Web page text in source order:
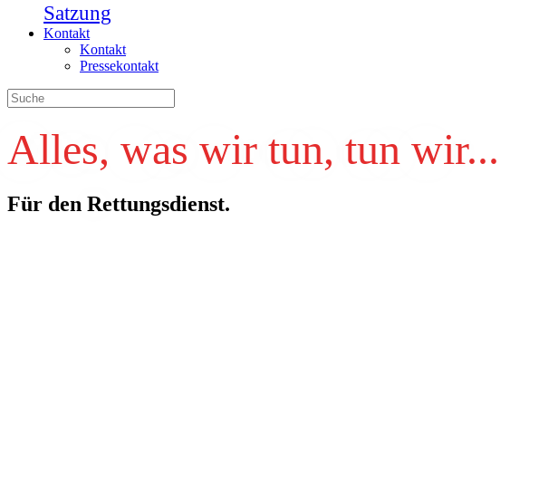
Satzung
Kontakt
Kontakt
Pressekontakt
Alles, was wir tun, tun wir...
Für den Rettungsdienst.